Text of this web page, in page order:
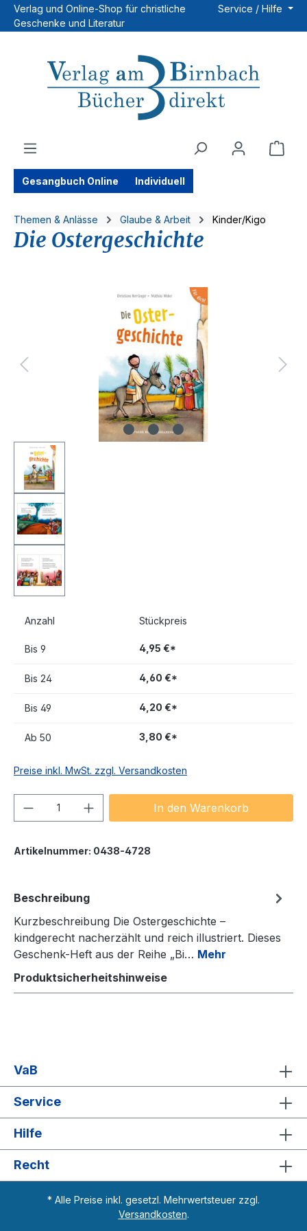
Zum Hauptinhalt springen
Verlag und Online-Shop für christliche
Geschenke und Literatur
Service / Hilfe
Gesangbuch Online Individuell
Themen & Anlässe Glaube & Arbeit Kinder/Kigo
Die Ostergeschichte
Bildergalerie überspringen
Anzahl Stückpreis
Bis 9 4,95 €*
Bis 24 4,60 €*
Bis 49 4,20 €*
Ab 50 3,80 €*
Preise inkl. MwSt. zzgl. Versandkosten
Produkt Anzahl: Gib denIn den Warenkorb
Artikelnummer: 0438-4728
Beschreibung
Kurzbeschreibung Die Ostergeschichte –
kindgerecht nacherzählt und reich illustriert. Dieses
Geschenk-Heft aus der Reihe „Bi… Mehr
Produktsicherheitshinweise
VaB
Service
Hilfe
Recht
* Alle Preise inkl. gesetzl. Mehrwertsteuer zzgl.
Versandkosten.